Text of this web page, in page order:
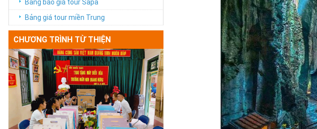
Bảng báo giá tour Sapa
Bảng giá tour miền Trung
CHƯƠNG TRÌNH TỪ THIỆN